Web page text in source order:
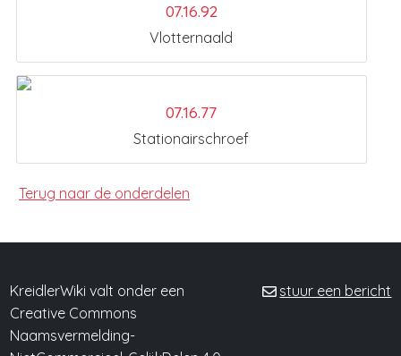
07.16.92
Vlotternaald
07.16.77
Stationairschroef
Terug naar de onderdelen
KreidlerWiki valt onder een
Creative Commons
Naamsvermelding-
stuur een bericht